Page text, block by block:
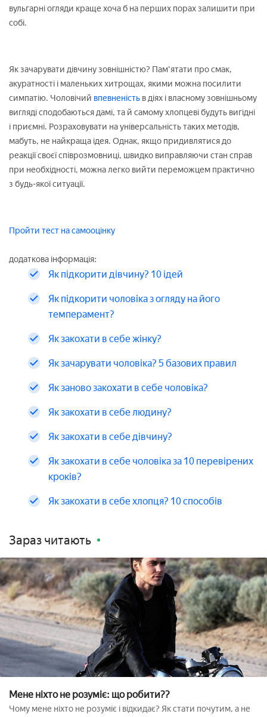
вульгарні огляди краще хоча б на перших порах залишити при
собі.
Як зачарувати дівчину зовнішністю? Пам'ятати про смак,
акуратності і маленьких хитрощах, якими можна посилити
симпатію. Чоловічий впевненість в діях і власному зовнішньому
вигляді сподобаються дамі, та й самому хлопцеві будуть вигідні
і приємні. Розраховувати на універсальність таких методів,
мабуть, не найкраща ідея. Однак, якщо придивлятися до
реакції своєї співрозмовниці, швидко виправляючи стан справ
при необхідності, можна легко вийти переможцем практично
з будь-якої ситуації.
Пройти тест на самооцінку
додаткова інформація:
Як підкорити дівчину? 10 ідей
Як підкорити чоловіка з огляду на його
темперамент?
Як закохати в себе жінку?
Як зачарувати чоловіка? 5 базових правил
Як заново закохати в себе чоловіка?
Як закохати в себе людину?
Як закохати в себе дівчину?
Як закохати в себе чоловіка за 10 перевірених
кроків?
Як закохати в себе хлопця? 10 способів
Зараз читають
Мене ніхто не розуміє: що робити??
Чому мене ніхто не розуміє і відкидає? Як стати почутим, а не